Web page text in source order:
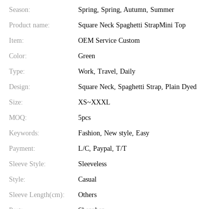
Season: Spring, Spring, Autumn, Summer
Product name: Square Neck Spaghetti StrapMini Top
Item: OEM Service Custom
Color: Green
Type: Work, Travel, Daily
Design: Square Neck, Spaghetti Strap, Plain Dyed
Size: XS~XXXL
MOQ: 5pcs
Keywords: Fashion, New style, Easy
Payment: L/C, Paypal, T/T
Sleeve Style: Sleeveless
Style: Casual
Sleeve Length(cm): Others